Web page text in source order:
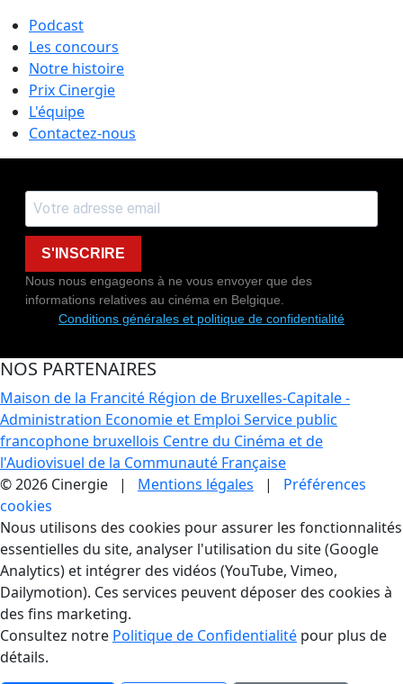
Podcast
Les concours
Notre histoire
Prix Cinergie
L'équipe
Contactez-nous
S'INSCRIRE
Nous nous engageons à ne vous envoyer que des
informations relatives au cinéma en Belgique.
Conditions générales et politique de confidentialité
NOS PARTENAIRES
Maison de la Francité Région de Bruxelles-Capitale -
Administration Economie et Emploi Service public
francophone bruxellois Centre du Cinéma et de
l'Audiovisuel de la Communauté Française
© 2026 Cinergie | Mentions légales | Préférences
cookies
Gestion des Cookies
Nous utilisons des cookies pour assurer les fonctionnalités
essentielles du site, analyser l'utilisation du site (Google
Analytics) et intégrer des vidéos (YouTube, Vimeo,
Dailymotion). Ces services peuvent déposer des cookies à
des fins marketing.
Consultez notre Politique de Confidentialité pour plus de
détails.